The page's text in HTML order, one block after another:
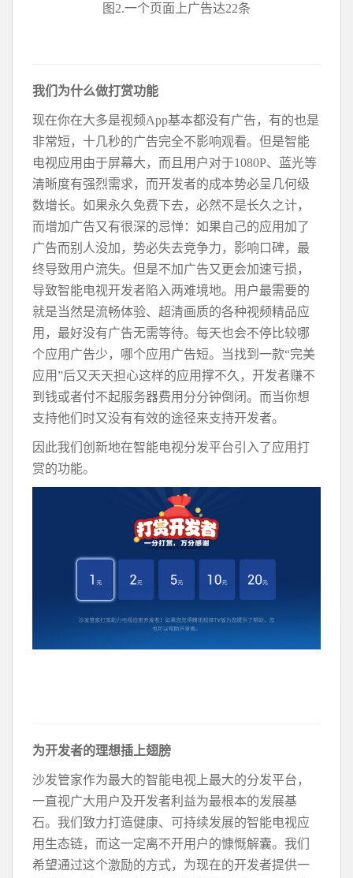
图2.一个页面上广告达22条
我们为什么做打赏功能
现在你在大多是视频App基本都没有广告，有的也是
非常短，十几秒的广告完全不影响观看。但是智能
电视应用由于屏幕大，而且用户对于1080P、蓝光等
清晰度有强烈需求，而开发者的成本势必呈几何级
数增长。如果永久免费下去，必然不是长久之计，
而增加广告又有很深的忌惮：如果自己的应用加了
广告而别人没加，势必失去竞争力，影响口碑，最
终导致用户流失。但是不加广告又更会加速亏损，
导致智能电视开发者陷入两难境地。用户最需要的
就是当然是流畅体验、超清画质的各种视频精品应
用，最好没有广告无需等待。每天也会不停比较哪
个应用广告少，哪个应用广告短。当找到一款“完美
应用”后又天天担心这样的应用撑不久，开发者赚不
到钱或者付不起服务器费用分分钟倒闭。而当你想
支持他们时又没有有效的途径来支持开发者。
因此我们创新地在智能电视分发平台引入了应用打
赏的功能。
为开发者的理想插上翅膀
沙发管家作为最大的智能电视上最大的分发平台，
一直视广大用户及开发者利益为最根本的发展基
石。我们致力打造健康、可持续发展的智能电视应
用生态链，而这一定离不开用户的慷慨解囊。我们
希望通过这个激励的方式，为现在的开发者提供一